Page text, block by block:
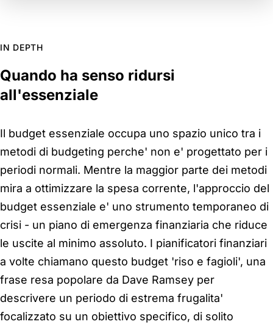
IN DEPTH
Quando ha senso ridursi
all'essenziale
Il budget essenziale occupa uno spazio unico tra i
metodi di budgeting perche' non e' progettato per i
periodi normali. Mentre la maggior parte dei metodi
mira a ottimizzare la spesa corrente, l'approccio del
budget essenziale e' uno strumento temporaneo di
crisi - un piano di emergenza finanziaria che riduce
le uscite al minimo assoluto. I pianificatori finanziari
a volte chiamano questo budget 'riso e fagioli', una
frase resa popolare da Dave Ramsey per
descrivere un periodo di estrema frugalita'
focalizzato su un obiettivo specifico, di solito